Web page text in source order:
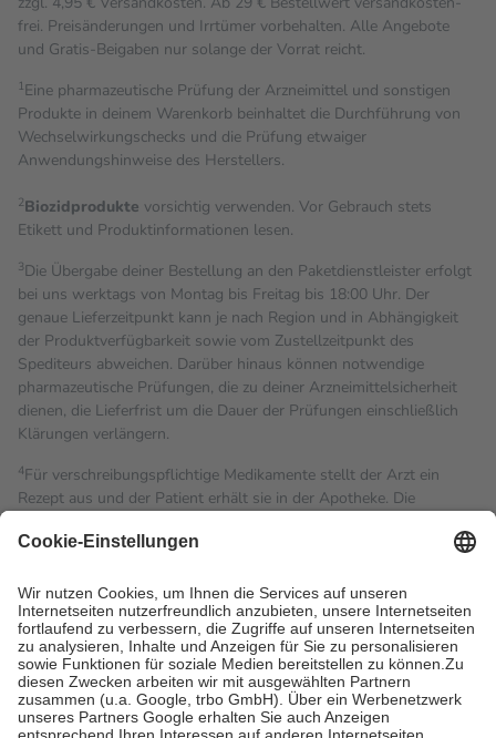
frei. Preisänderungen und Irrtümer vorbehalten. Alle Angebote
und Gratis-Beigaben nur solange der Vorrat reicht.
1Eine pharmazeutische Prüfung der Arzneimittel und sonstigen
Produkte in deinem Warenkorb beinhaltet die Durchführung von
Wechselwirkungschecks und die Prüfung etwaiger
Anwendungshinweise des Herstellers.
2Biozidprodukte vorsichtig verwenden. Vor Gebrauch stets
Etikett und Produktinformationen lesen.
3Die Übergabe deiner Bestellung an den Paketdienstleister erfolgt
bei uns werktags von Montag bis Freitag bis 18:00 Uhr. Der
genaue Lieferzeitpunkt kann je nach Region und in Abhängigkeit
der Produktverfügbarkeit sowie vom Zustellzeitpunkt des
Spediteurs abweichen. Darüber hinaus können notwendige
pharmazeutische Prüfungen, die zu deiner Arzneimittelsicherheit
dienen, die Lieferfrist um die Dauer der Prüfungen einschließlich
Klärungen verlängern.
4Für verschreibungspflichtige Medikamente stellt der Arzt ein
Rezept aus und der Patient erhält sie in der Apotheke. Die
Kosten dafür, der Versicherte trägt einen Teil davon als Zuzahlung
Grundsätzlich leisten Mitglieder Zuzahlungen in Höhe von zehn
Prozent des Abgabepreises,mindestensjedochfünf Euround
höchstens zehn Euro.Es sind jedoch nie mehr als die
tatsächlichen Kosten der Leistung zu entrichten.
Diese Regeln gelten grundsätzlich auch für Online-Apotheken.
Bei Heilmitteln und häuslicher Krankenpflege beträgt die
Zuzahlung zehn Prozent der Kosten sowie zehn Euro je